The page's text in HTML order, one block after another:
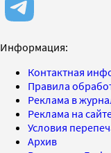
Информация:
Контактная
Правила
Реклама в
Реклама на
Условия
Архив